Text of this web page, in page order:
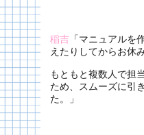
稲吉 「マニュアルを
えたりしてからお休
もともと複数人で担
ため、スムーズに引
た。」